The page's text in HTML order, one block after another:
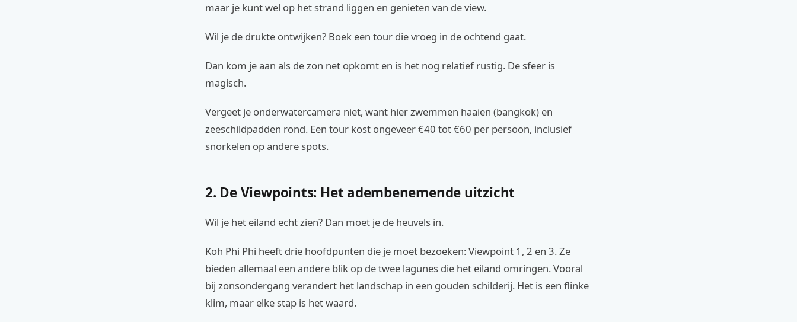
maar je kunt wel op het strand liggen en genieten van de view.
Wil je de drukte ontwijken? Boek een tour die vroeg in de ochtend gaat.
Dan kom je aan als de zon net opkomt en is het nog relatief rustig. De sfeer is
magisch.
Vergeet je onderwatercamera niet, want hier zwemmen haaien (bangkok) en
zeeschildpadden rond. Een tour kost ongeveer €40 tot €60 per persoon, inclusief
snorkelen op andere spots.
2. De Viewpoints: Het adembenemende uitzicht
Wil je het eiland echt zien? Dan moet je de heuvels in.
Koh Phi Phi heeft drie hoofdpunten die je moet bezoeken: Viewpoint 1, 2 en 3. Ze
bieden allemaal een andere blik op de twee lagunes die het eiland omringen. Vooral
bij zonsondergang verandert het landschap in een gouden schilderij. Het is een flinke
klim, maar elke stap is het waard.